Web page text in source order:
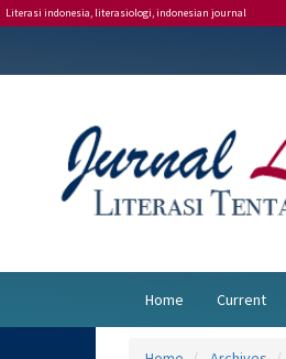
Literasi indonesia, literasiologi, indonesian journal
Main
Sidebar
Home Current